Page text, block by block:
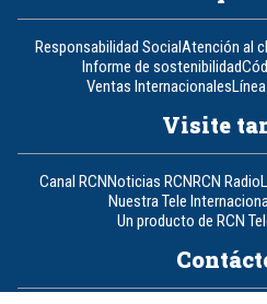
Responsabilidad SocialAtención al
Informe de sostenibilidad
Ventas Internacionales
Visite
Canal RCNNoticias RCNRCN Radio
Nuestra Tele
Un producto de RCN